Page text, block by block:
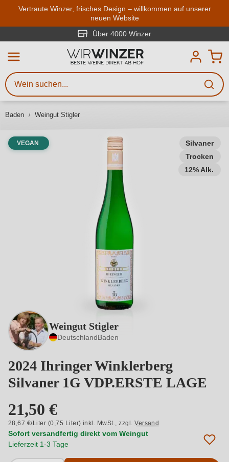
Zum Hauptinhalt springen
Vertraute Winzer, frisches Design – willkommen auf unserer
neuen Website
Über 4000 Winzer
Baden Weingut Stigler
Silvaner
Trocken
12% Alk.
VEGAN
Weingut Stigler
DeutschlandBaden
2024 Ihringer Winklerberg
Silvaner 1G VDP.ERSTE LAGE
21,50 €
28,67 €/Liter (0,75 Liter) inkl. MwSt.,zzgl.Versand
Sofort versandfertig direkt vom Weingut
Lieferzeit 1-3 Tage
Weinsuche
Mindestens 3 Zeichen eingeben
Beschreiben Sie, welchen Wein
Sie suchen – ob nach Geschmack,
Region, Winzer oder anderen